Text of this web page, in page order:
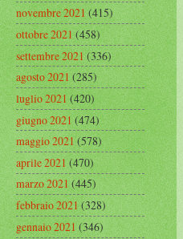
novembre 2021(415)
ottobre 2021(458)
settembre 2021(336)
agosto 2021(285)
luglio 2021(420)
giugno 2021(474)
maggio 2021(578)
aprile 2021(470)
marzo 2021(445)
febbraio 2021(328)
gennaio 2021(346)